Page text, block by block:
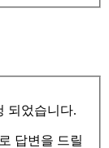
되었습니다.
답변을 드릴